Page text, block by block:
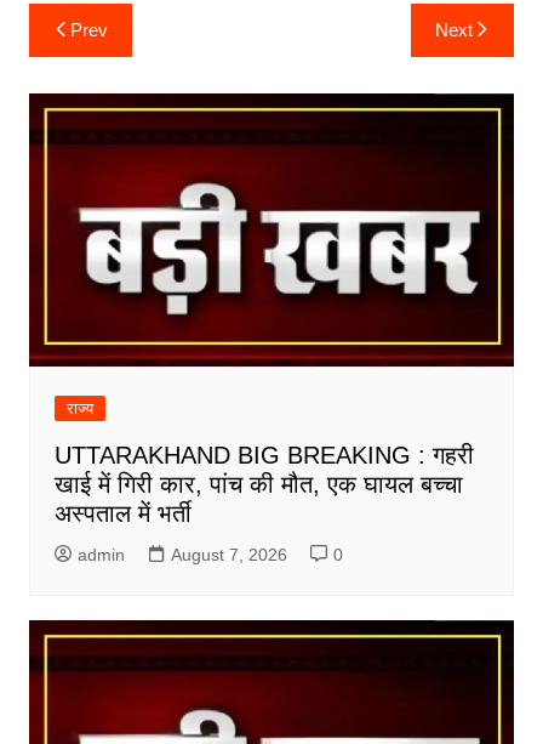
Post
navigation
Prev Next
राज्य
UTTARAKHAND BIG BREAKING : गहरी
खाई में गिरी कार, पांच की मौत, एक घायल बच्चा
अस्पताल में भर्ती
admin August 7, 2026 0